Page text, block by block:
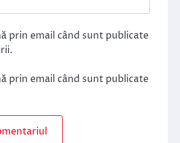
prin email când sunt publicate
prin email când sunt publicate